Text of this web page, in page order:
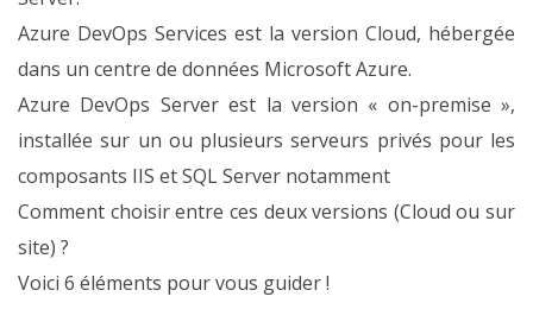
Azure DevOps Services est la version Cloud, hébergée
dans un centre de données Microsoft Azure.
Azure DevOps Server est la version « on-premise »,
installée sur un ou plusieurs serveurs privés pour les
composants IIS et SQL Server notamment
Comment choisir entre ces deux versions (Cloud ou sur
site) ?
Voici 6 éléments pour vous guider !